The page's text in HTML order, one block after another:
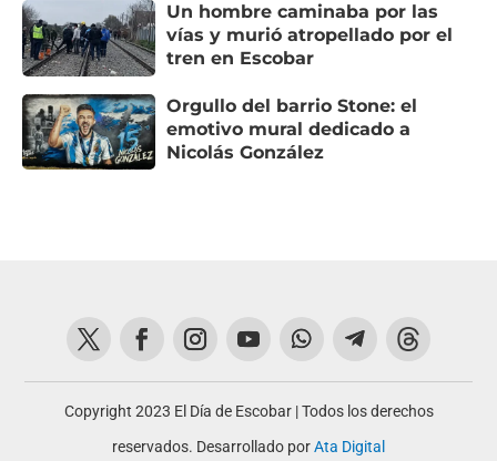
Un hombre caminaba por las
vías y murió atropellado por el
tren en Escobar
Orgullo del barrio Stone: el
emotivo mural dedicado a
Nicolás González
Copyright 2023 El Día de Escobar | Todos los derechos
reservados. Desarrollado porAta Digital